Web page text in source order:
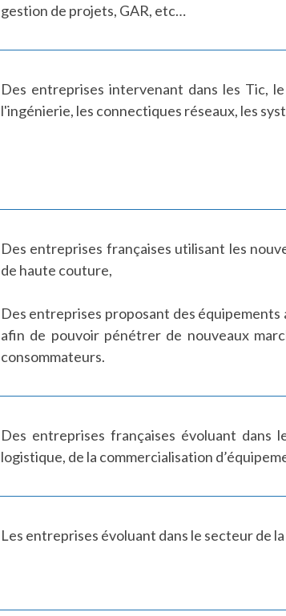
gestion de projets, GAR, etc…
Des entreprises intervenant dans les Tic,
l'ingénierie, les connectiques réseaux, les
Des entreprises françaises utilisant les
de haute couture,
Des entreprises proposant des
afin de pouvoir pénétrer de nouveaux
consommateurs.
Des entreprises françaises évoluant dans
logistique, de la commercialisation
Les entreprises évoluant dans le secteur de